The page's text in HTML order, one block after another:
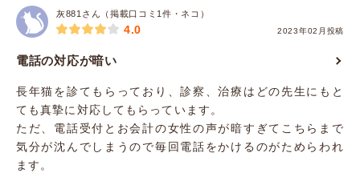
灰881さん（掲載口コミ1件・ネコ）
2023年02月投稿
4.0
電話の対応が暗い
長年猫を診てもらっており、診察、治療はどの先生にもと
ても真摯に対応してもらっています。
ただ、電話受付とお会計の女性の声が暗すぎてこちらまで
気分が沈んでしまうので毎回電話をかけるのがためらわれ
ます。